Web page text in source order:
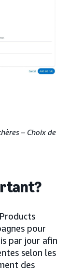
– Choix de
pour
par jour afin
selon les
des